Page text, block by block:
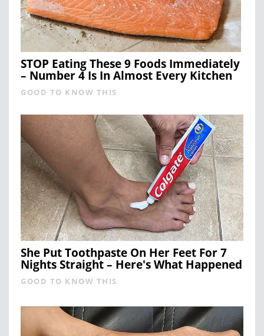
STOP Eating These 9 Foods Immediately
– Number 4 Is In Almost Every Kitchen
GOOD TO KNOW THIS
She Put Toothpaste On Her Feet For 7
Nights Straight – Here's What Happened
GOOD TO KNOW THIS